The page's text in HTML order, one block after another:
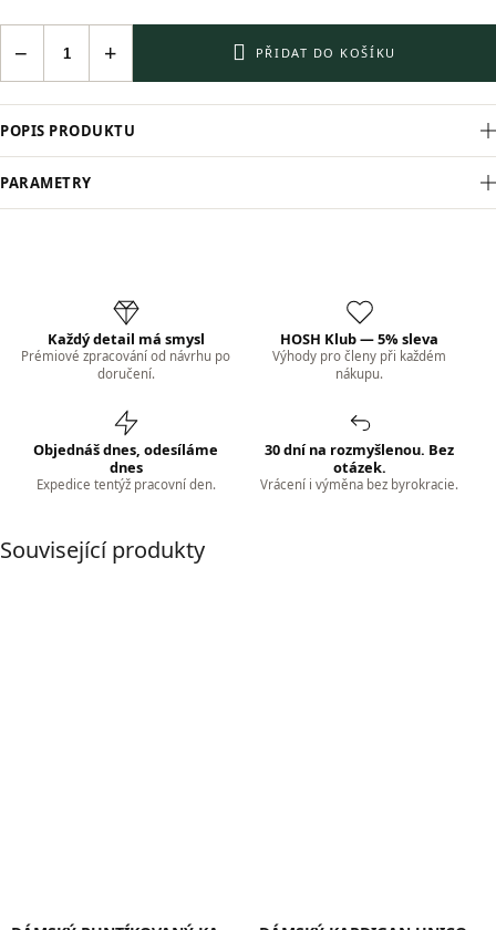
+
− PŘIDAT DO KOŠÍKU
POPIS PRODUKTU
PARAMETRY
Každý detail má smysl
Prémiové zpracování od návrhu po
doručení.
HOSH Klub — 5% sleva
Výhody pro členy při každém
nákupu.
Objednáš dnes, odesíláme
dnes
Expedice tentýž pracovní den.
30 dní na rozmyšlenou. Bez
otázek.
Vrácení i výměna bez byrokracie.
Související produkty